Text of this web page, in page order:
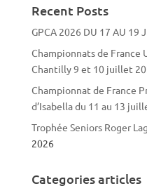
Recent Posts
GPCA 2026 DU 17 AU 19
Championnats de France
Chantilly 9 et 10 juillet
Championnat de France
d’Isabella du 11 au 13
Trophée Seniors Roger
2026
Categories articles